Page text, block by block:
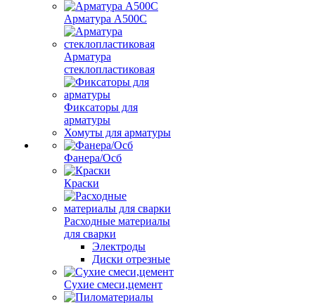
Арматура A500C
Арматура
стеклопластиковая
Фиксаторы для
арматуры
Хомуты для арматуры
Фанера/Осб
Краски
Расходные материалы
для сварки
Электроды
Диски отрезные
Сухие смеси,цемент